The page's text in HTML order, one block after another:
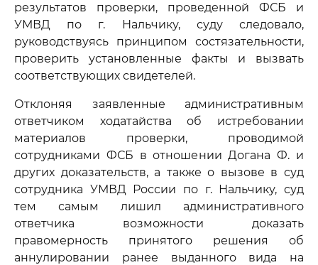
результатов проверки, проведенной ФСБ и
УМВД по г. Нальчику, суду следовало,
руководствуясь принципом состязательности,
проверить установленные факты и вызвать
соответствующих свидетелей.
Отклоняя заявленные административным
ответчиком ходатайства об истребовании
материалов проверки, проводимой
сотрудниками ФСБ в отношении Догана Ф. и
других доказательств, а также о вызове в суд
сотрудника УМВД России по г. Нальчику, суд
тем самым лишил административного
ответчика возможности доказать
правомерность принятого решения об
аннулировании ранее выданного вида на